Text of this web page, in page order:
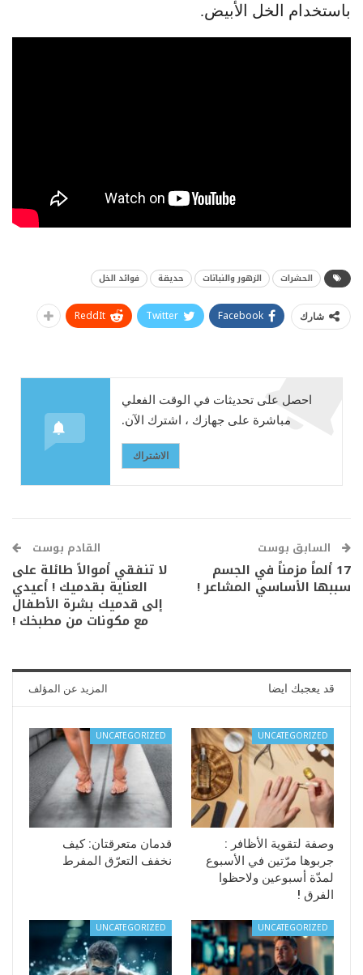
باستخدام الخل الأبيض.
الحشرات الزهور والنباتات حديقة فوائد الخل
شارك Facebook
Twitter
ReddIt
احصل على تحديثات في الوقت الفعلي
مباشرة على جهازك ، اشترك الآن.
الاشتراك
السابق بوست
17 ألماً مزمناً في الجسم
سببها الأساسي المشاعر !
القادم بوست
لا تنفقي أموالاً طائلة على
العناية بقدميك ! أعيدي
إلى قدميك بشرة الأطفال
مع مكونات من مطبخك !
قد يعجبك ايضا المزيد عن المؤلف
UNCATEGORIZED
وصفة لتقوية الأظافر :
جربوها مرّتين في الأسبوع
لمدّة أسبوعين ولاحظوا
الفرق !
UNCATEGORIZED
قدمان متعرقتان: كيف
نخفف التعرّق المفرط
UNCATEGORIZED
UNCATEGORIZED